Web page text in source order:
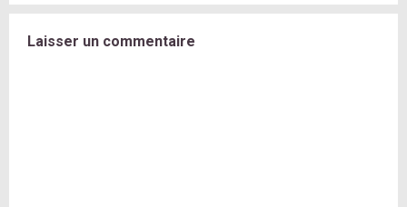
Laisser un commentaire